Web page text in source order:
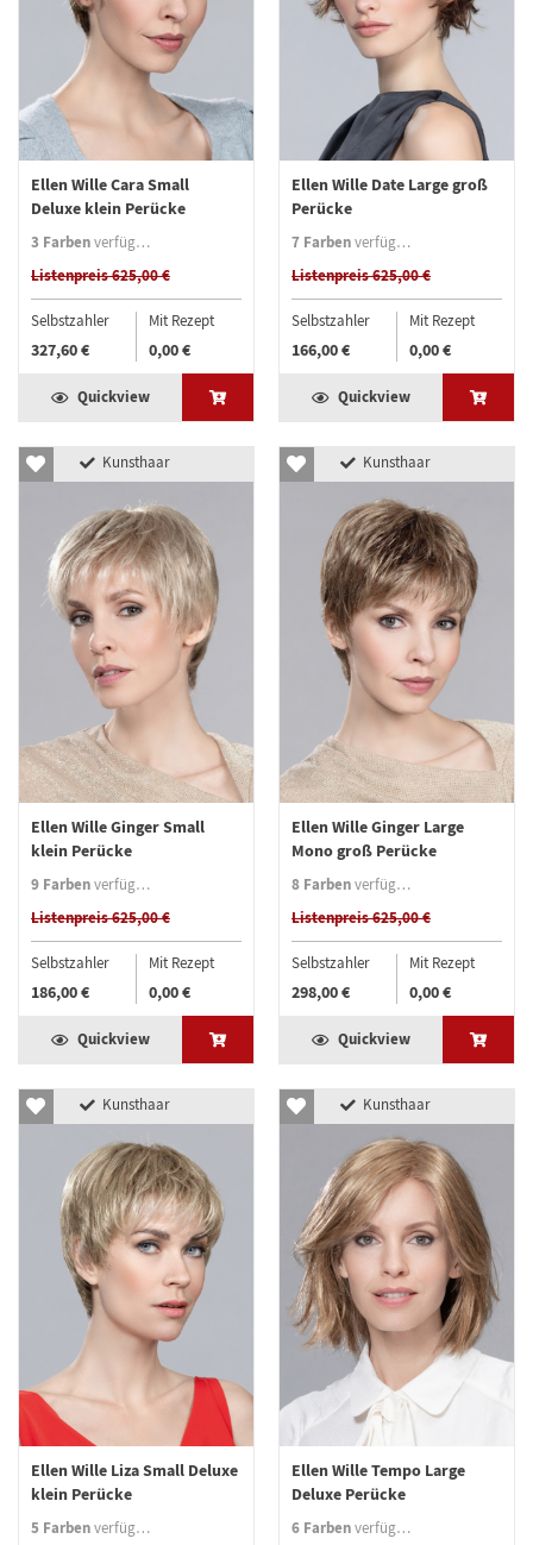
Ellen Wille Cara Small
Deluxe klein Perücke
3 Farbenverfügbar
Listenpreis 625,00 €
Selbstzahler
327,60 €
Mit Rezept
0,00 €
Quickview
Ellen Wille Date Large groß
Perücke
7 Farbenverfügbar
Listenpreis 625,00 €
Selbstzahler
166,00 €
Mit Rezept
0,00 €
Quickview
Kunsthaar
Ellen Wille Ginger Small
klein Perücke
9 Farbenverfügbar
Listenpreis 625,00 €
Selbstzahler
186,00 €
Mit Rezept
0,00 €
Quickview
Kunsthaar
Ellen Wille Ginger Large
Mono groß Perücke
8 Farbenverfügbar
Listenpreis 625,00 €
Selbstzahler
298,00 €
Mit Rezept
0,00 €
Quickview
Kunsthaar
Ellen Wille Liza Small Deluxe
klein Perücke
5 Farbenverfügbar
Kunsthaar
Ellen Wille Tempo Large
Deluxe Perücke
6 Farbenverfügbar